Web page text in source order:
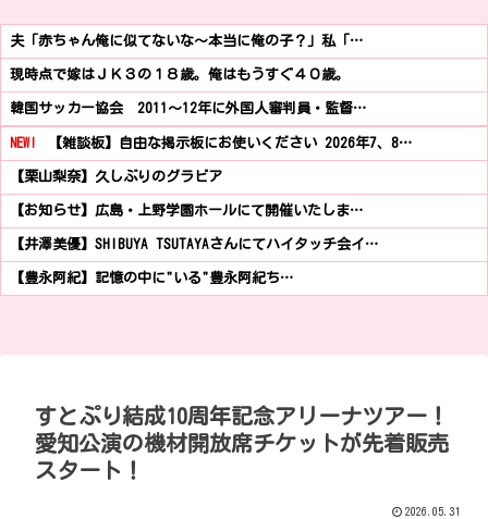
夫「赤ちゃん俺に似てないな～本当に俺の子？」私「…
現時点で嫁はＪＫ３の１８歳。俺はもうすぐ４０歳。
韓国サッカー協会 2011～12年に外国人審判員・監督…
NEW! 【雑談板】自由な掲示板にお使いください 2026年7、8…
【栗山梨奈】久しぶりのグラビア
【お知らせ】広島・上野学園ホールにて開催いたしま…
【井澤美優】SHIBUYA TSUTAYAさんにてハイタッチ会イ…
【豊永阿紀】記憶の中に"いる"豊永阿紀ち…
すとぷり結成10周年記念アリーナツアー！
愛知公演の機材開放席チケットが先着販売
スタート！
2026.05.31